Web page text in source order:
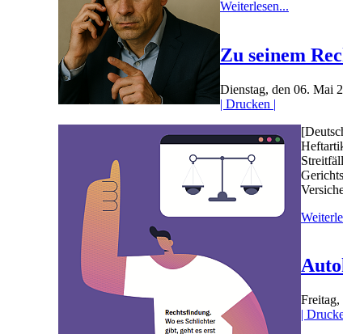
Weiterlesen...
Zu seinem
Dienstag, den 06. Mai
| Drucken |
|